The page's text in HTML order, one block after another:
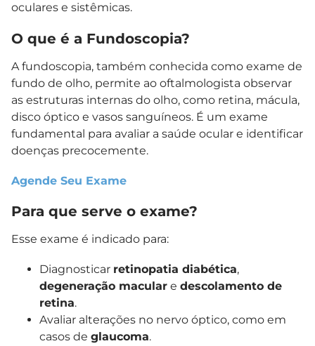
oculares e sistêmicas.
O que é a Fundoscopia?
A fundoscopia, também conhecida como exame de
fundo de olho, permite ao oftalmologista observar
as estruturas internas do olho, como retina, mácula,
disco óptico e vasos sanguíneos. É um exame
fundamental para avaliar a saúde ocular e identificar
doenças precocemente.
Agende Seu Exame
Para que serve o exame?
Esse exame é indicado para:
Diagnosticar retinopatia diabética,
degeneração macular e descolamento de
retina.
Avaliar alterações no nervo óptico, como em
casos de glaucoma.